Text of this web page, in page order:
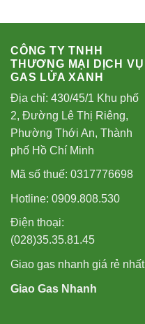
CÔNG TY TNHH
THƯƠNG MẠI DỊCH VỤ
GAS LỬA XANH
Địa chỉ: 430/45/1 Khu phố
2, Đường Lê Thị Riêng,
Phường Thới An, Thành
phố Hồ Chí Minh
Mã số thuế: 0317776698
Hotline: 0909.808.530
Điện thoại:
(028)35.35.81.45
Giao gas nhanh giá rẻ nhất
Giao Gas Nhanh